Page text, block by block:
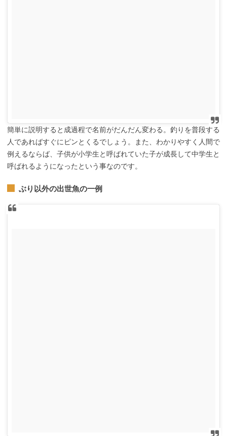
簡単に説明すると成過程で名前がだんだん変わる。釣りを普段する
人であればすぐにピンとくるでしょう。また、わかりやすく人間で
例えるならば、子供が小学生と呼ばれていた子が成長して中学生と
呼ばれるようになったという事なのです。
ぶり以外の出世魚の一例